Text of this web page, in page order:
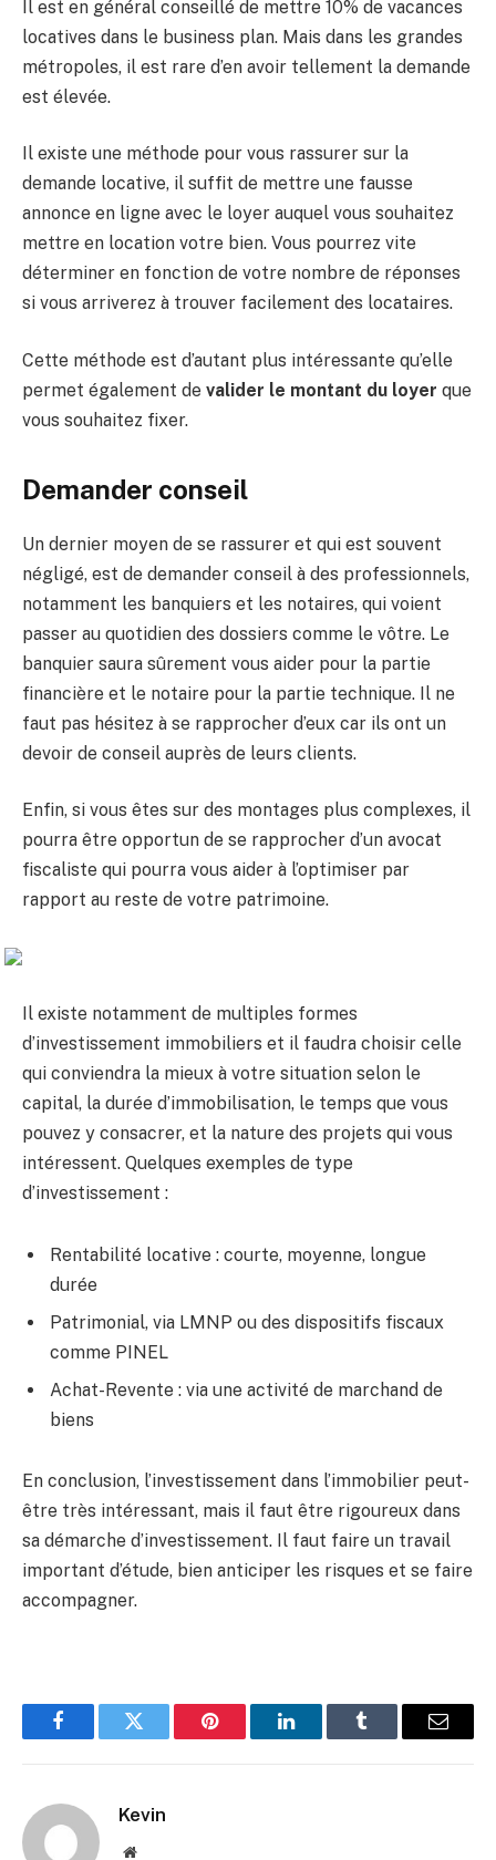
Il est en général conseillé de mettre 10% de vacances
locatives dans le business plan. Mais dans les grandes
métropoles, il est rare d’en avoir tellement la demande
est élevée.
Il existe une méthode pour vous rassurer sur la
demande locative, il suffit de mettre une fausse
annonce en ligne avec le loyer auquel vous souhaitez
mettre en location votre bien. Vous pourrez vite
déterminer en fonction de votre nombre de réponses
si vous arriverez à trouver facilement des locataires.
Cette méthode est d’autant plus intéressante qu’elle
permet également de valider le montant du loyer que
vous souhaitez fixer.
Demander conseil
Un dernier moyen de se rassurer et qui est souvent
négligé, est de demander conseil à des professionnels,
notamment les banquiers et les notaires, qui voient
passer au quotidien des dossiers comme le vôtre. Le
banquier saura sûrement vous aider pour la partie
financière et le notaire pour la partie technique. Il ne
faut pas hésitez à se rapprocher d’eux car ils ont un
devoir de conseil auprès de leurs clients.
Enfin, si vous êtes sur des montages plus complexes, il
pourra être opportun de se rapprocher d’un avocat
fiscaliste qui pourra vous aider à l’optimiser par
rapport au reste de votre patrimoine.
Il existe notamment de multiples formes
d’investissement immobiliers et il faudra choisir celle
qui conviendra la mieux à votre situation selon le
capital, la durée d’immobilisation, le temps que vous
pouvez y consacrer, et la nature des projets qui vous
intéressent. Quelques exemples de type
d’investissement :
Rentabilité locative : courte, moyenne, longue
durée
Patrimonial, via LMNP ou des dispositifs fiscaux
comme PINEL
Achat-Revente : via une activité de marchand de
biens
En conclusion, l’investissement dans l’immobilier peut-
être très intéressant, mais il faut être rigoureux dans
sa démarche d’investissement. Il faut faire un travail
important d’étude, bien anticiper les risques et se faire
accompagner.
FacebookTwitter Pinterest LinkedInTumblr Email
Kevin
Website